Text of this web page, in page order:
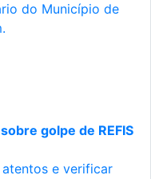
do Município de
golpe de REFIS
e verificar